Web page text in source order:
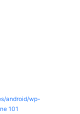
android/wp-
101